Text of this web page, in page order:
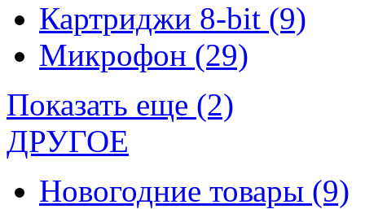
Картриджи 8-bit (9)
Микрофон (29)
Показать еще (2)
ДРУГОЕ
Новогодние товары (9)